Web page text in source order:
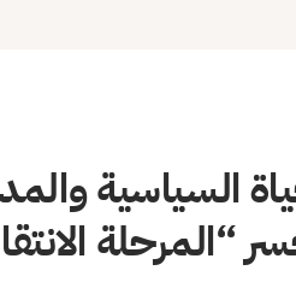
السياسية
“المرحلة